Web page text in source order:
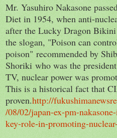
Mr. Yasuhiro Nakasone
Diet in 1954, when anti-
after the Lucky Dragon
the slogan, "Poison can
poison" recommended by
Shoriki who was the
TV, nuclear power was
This is a historical fact that
proven.http://
/08/02/japan-ex-pm-
key-role-in-promoting-